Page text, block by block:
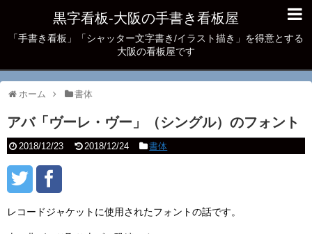
黒字看板‐大阪の手書き看板屋
「手書き看板」「シャッター文字書き/イラスト描き」を得意とする
大阪の看板屋です
ホーム 書体
アバ「ヴーレ・ヴー」（シングル）のフォント
2018/12/23 2018/12/24 書体
レコードジャケットに使用されたフォントの話です。